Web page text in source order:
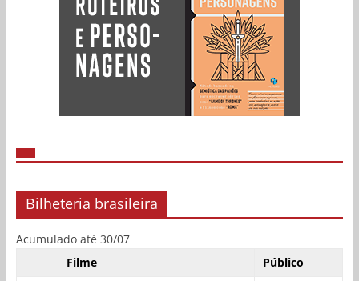
Bilheteria brasileira
Acumulado até 30/07
Filme
Público